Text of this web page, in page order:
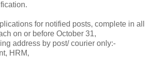
for notified posts, complete in all
on or before October 31,
address by post/ courier only:-
HRM,